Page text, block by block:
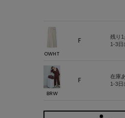
OWHT
F
残り1
1-3日
BRW
F
在庫
1-3日